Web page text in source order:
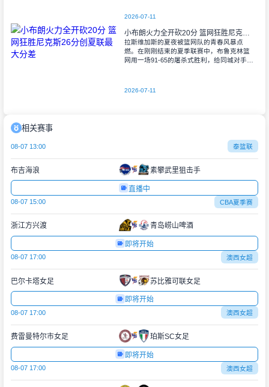
2026-07-11
小布朗火力全开砍20分 篮网狂胜尼克斯26分创夏联最大分差
拉斯维加斯的夏夜被篮网队的青春风暴点
燃。在刚刚结束的夏季联赛中，布鲁克林篮
网用一场91-65的屠杀式胜利，给同城对手尼
2026-07-11
相关赛事
08-07 13:00 泰篮联
布吉海浪 素攀武里狙击手
直播中
08-07 15:00 CBA夏季赛
浙江方兴渡 青岛崂山啤酒
即将开始
08-07 17:00 澳西女超
巴尔卡塔女足 苏比雅可联女足
即将开始
08-07 17:00 澳西女超
费雷曼特尔市女足 珀斯SC女足
即将开始
08-07 17:00 澳西女超